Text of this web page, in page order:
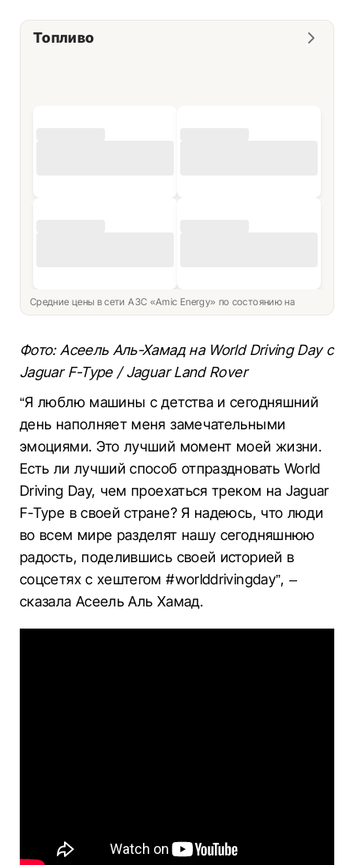
Топливо
Средние цены в сети АЗС «Amic Energy» по состоянию на
Фото: Асеель Аль-Хамад на World Driving Day с
Jaguar F-Type / Jaguar Land Rover
“Я люблю машины с детства и сегодняшний
день наполняет меня замечательными
эмоциями. Это лучший момент моей жизни.
Есть ли лучший способ отпраздновать World
Driving Day, чем проехаться треком на Jaguar
F-Type в своей стране? Я надеюсь, что люди
во всем мире разделят нашу сегодняшнюю
радость, поделившись своей историей в
соцсетях с хештегом #worlddrivingday”, –
сказала Асеель Аль Хамад.